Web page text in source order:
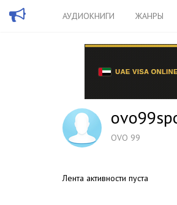
АУДИОКНИГИ ЖАНРЫ
OVO 99
Лента активности пуста